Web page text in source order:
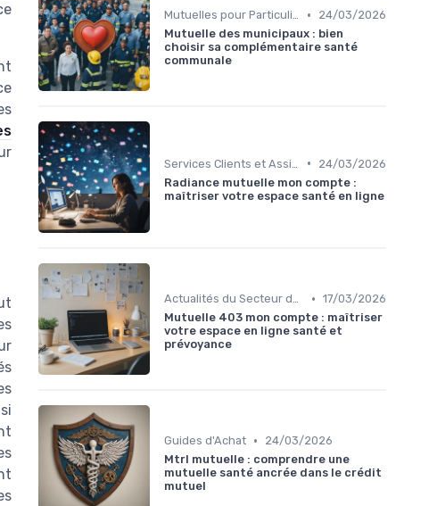
Mutuelles pour Particuliers •
24/03/2026
Mutuelle des municipaux : bien
choisir sa complémentaire santé
communale
•
24/03/2026
Radiance mutuelle mon compte :
maîtriser votre espace santé en ligne
Actualités du Secteur de la Santé • 17/03/2026
Mutuelle 403 mon compte : maîtriser
votre espace en ligne santé et
prévoyance
Guides d'Achat •
24/03/2026
Mtrl mutuelle : comprendre une
mutuelle santé ancrée dans le crédit
mutuel